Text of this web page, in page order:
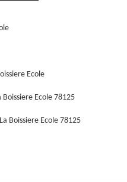
Ecole
Ecole 78125
Boissiere Ecole 78125